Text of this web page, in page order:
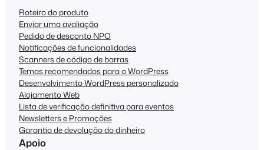
Roteiro do produto
Enviar uma avaliação
Pedido de desconto NPO
Notificações de funcionalidades
Scanners de código de barras
Temas recomendados para o WordPress
Desenvolvimento WordPress personalizado
Alojamento Web
Lista de verificação definitiva para eventos
Newsletters e Promoções
Garantia de devolução do dinheiro
Apoio